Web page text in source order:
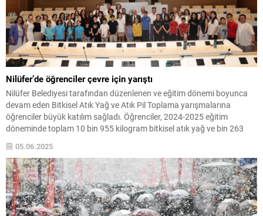
Nilüfer’de öğrenciler çevre için yarıştı
Nilüfer Belediyesi tarafından düzenlenen ve eğitim dönemi boyunca
devam eden Bitkisel Atık Yağ ve Atık Pil Toplama yarışmalarına
öğrenciler büyük katılım sağladı. Öğrenciler, 2024-2025 eğitim
döneminde toplam 10 bin 955 kilogram bitkisel atık yağ ve bin 263
sağladılar. Nilüfer Belediyesi ve Nilüfer...
05.06.2025